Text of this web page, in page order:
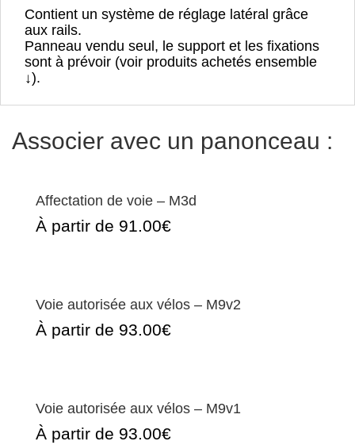
Contient un système de réglage latéral grâce
aux rails.
Panneau vendu seul, le support et les fixations
sont à prévoir (voir produits achetés ensemble
↓).
Associer avec un panonceau :
Affectation de voie – M3d
À partir de 91.00€
Voie autorisée aux vélos – M9v2
À partir de 93.00€
Voie autorisée aux vélos – M9v1
À partir de 93.00€